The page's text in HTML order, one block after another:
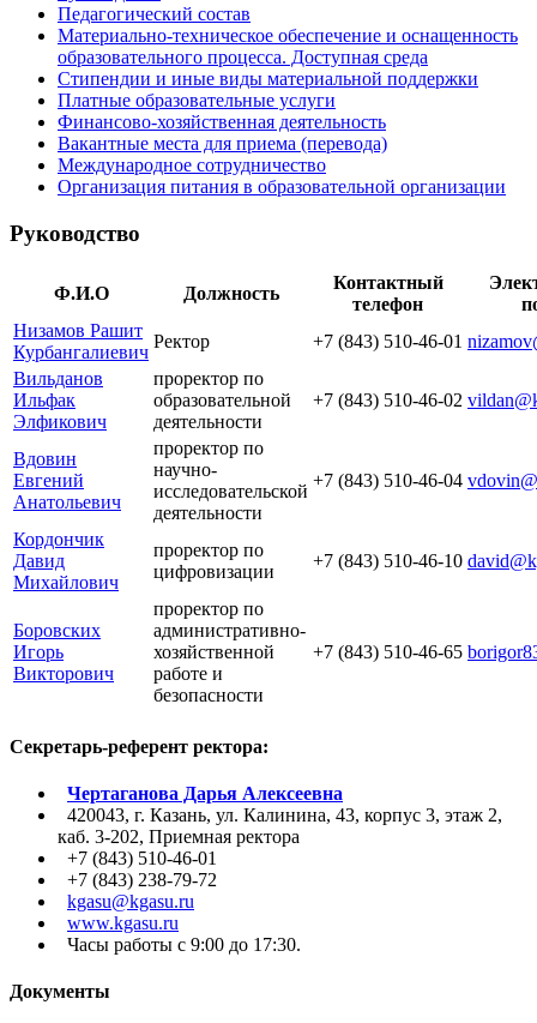
Педагогический состав
Материально-техническое обеспечение и оснащенность
образовательного процесса. Доступная среда
Стипендии и иные виды материальной поддержки
Платные образовательные услуги
Финансово-хозяйственная деятельность
Вакантные места для приема (перевода)
Международное сотрудничество
Организация питания в образовательной организации
Руководство
Ф.И.О Должность
Контактный
телефон
Низамов Рашит
Курбангалиевич
Ректор +7 (843) 510-46-01
Вильданов
Ильфак
Элфикович
проректор по
образовательной
деятельности
+7 (843) 510-46-02
Вдовин
Евгений
Анатольевич
проректор по
научно-
исследовательской
деятельности
+7 (843) 510-46-04
Кордончик
Давид
Михайлович
проректор по
цифровизации
+7 (843) 510-46-10
Боровских
Игорь
Викторович
проректор по
административно-
хозяйственной
работе и
безопасности
+7 (843) 510-46-65
Секретарь-референт ректора:
Чертаганова Дарья Алексеевна
420043, г. Казань, ул. Калинина, 43, корпус 3, этаж 2,
каб. 3-202, Приемная ректора
+7 (843) 510-46-01
+7 (843) 238-79-72
kgasu@kgasu.ru
www.kgasu.ru
Часы работы с 9:00 до 17:30.
Документы